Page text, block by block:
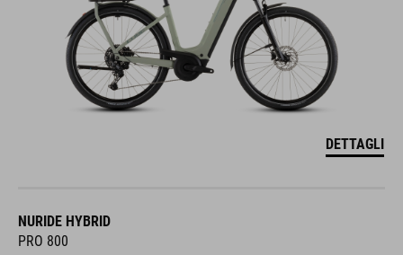
DETTAGLI
NURIDE HYBRID
PRO 800